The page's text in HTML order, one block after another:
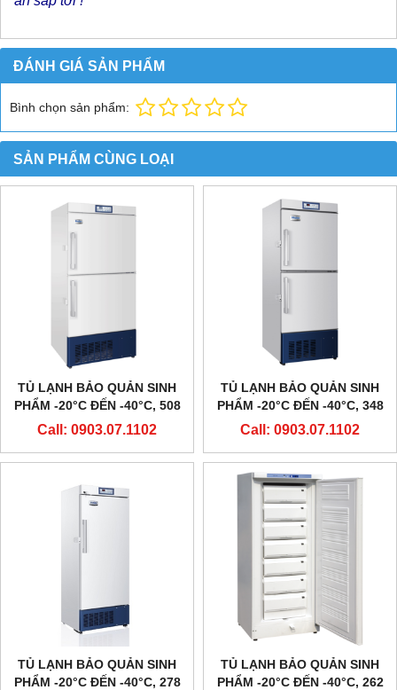
ĐÁNH GIÁ SẢN PHẨM
Bình chọn sản phẩm:
SẢN PHẨM CÙNG LOẠI
TỦ LẠNH BẢO QUẢN SINH
PHẨM -20°C ĐẾN -40°C, 508
LÍT, DW-40L508, HÃNG
Call: 0903.07.1102
TỦ LẠNH BẢO QUẢN SINH
PHẨM -20°C ĐẾN -40°C, 348
LÍT, DW-40L348, HÃNG
Call: 0903.07.1102
TỦ LẠNH BẢO QUẢN SINH
PHẨM -20°C ĐẾN -40°C, 278
TỦ LẠNH BẢO QUẢN SINH
PHẨM -20°C ĐẾN -40°C, 262